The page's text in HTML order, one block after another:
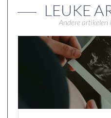
LEUKE
Andere artikelen